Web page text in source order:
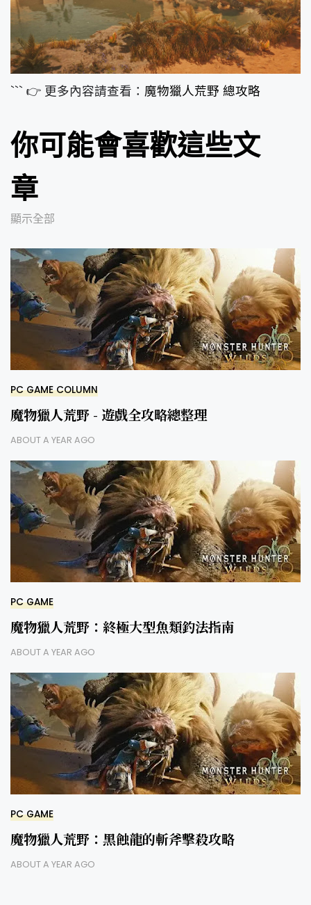
``` 👉 更多內容請查看： 魔物獵人荒野 總攻略
你可能會喜歡這些文
章
顯示全部
PC GAME COLUMN
魔物獵人荒野 - 遊戲全攻略總整理
ABOUT A YEAR AGO
PC GAME
魔物獵人荒野：終極大型魚類釣法指南
ABOUT A YEAR AGO
PC GAME
魔物獵人荒野：黑蝕龍的斬斧擊殺攻略
ABOUT A YEAR AGO